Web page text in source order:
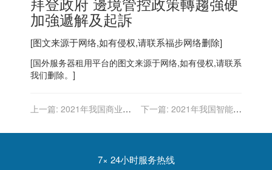
加強遞解及起訴
[图文来源于网络,如有侵权,请联系福步网络删除]
[国外服务器租用平台的图文来源于网络,如有侵权,请联系
我们删除。]
上一篇: 2021年我国商业物
下一篇: 2021年我国智能商
7× 24小时服务热线